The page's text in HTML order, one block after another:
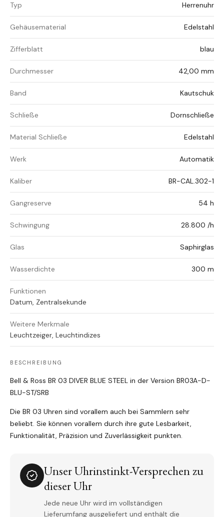
Typ Herrenuhr
Gehäusematerial Edelstahl
Zifferblatt blau
Durchmesser 42,00 mm
Band Kautschuk
Schließe Dornschließe
Material Schließe Edelstahl
Werk Automatik
Kaliber BR-CAL.302-1
Gangreserve 54 h
Schwingung 28.800 /h
Glas Saphirglas
Wasserdichte 300 m
Funktionen
Datum, Zentralsekunde
Weitere Merkmale
Leuchtzeiger, Leuchtindizes
BESCHREIBUNG
Bell & Ross BR 03 DIVER BLUE STEEL in der Version BR03A-D-
BLU-ST/SRB
Die BR 03 Uhren sind vorallem auch bei Sammlern sehr
beliebt. Sie können vorallem durch ihre gute Lesbarkeit,
Funktionalität, Präzision und Zuverlässigkeit punkten.
Unser Uhrinstinkt-Versprechen zu
dieser Uhr
Jede neue Uhr wird im vollständigen
Lieferumfang ausgeliefert und enthält die